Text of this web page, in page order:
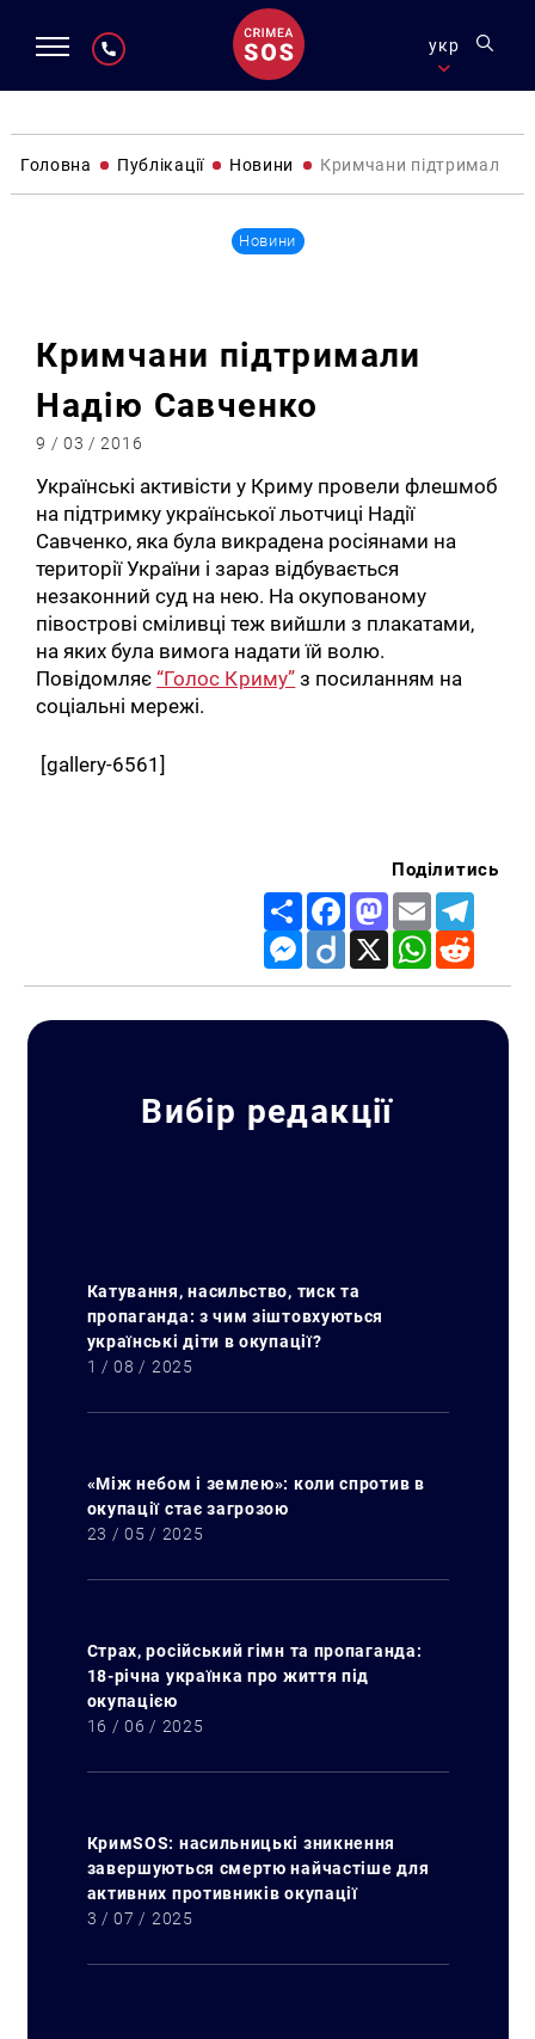
укр
Головна Публікації Новини Кримчани підтримали
Новини
Кримчани підтримали
Надію Савченко
9 / 03 / 2016
Українські активісти у Криму провели флешмоб
на підтримку української льотчиці Надії
Савченко, яка була викрадена росіянами на
території України і зараз відбувається
незаконний суд на нею. На окупованому
півострові сміливці теж вийшли з плакатами,
на яких була вимога надати їй волю.
Повідомляє“Голос Криму” з посиланням на
соціальні мережі.
[gallery-6561]
Поділитись
Share FacebookMastodon
Email
Messenger
Diigo X WhatsApp
Вибір редакції
Катування, насильство, тиск та
пропаганда: з чим зіштовхуються
українські діти в окупації?
1 / 08 / 2025
«Між небом і землею»: коли спротив в
окупації стає загрозою
23 / 05 / 2025
Страх, російський гімн та пропаганда:
18-річна українка про життя під
окупацією
16 / 06 / 2025
КримSOS: насильницькі зникнення
завершуються смертю найчастіше для
активних противників окупації
3 / 07 / 2025